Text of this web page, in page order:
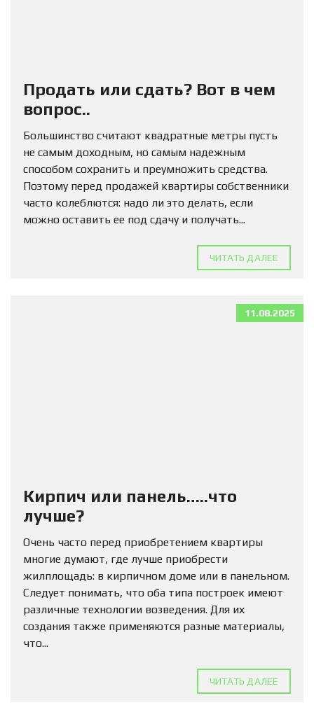
Продать или сдать? Вот в чем
вопрос..
Большинство считают квадратные метры пусть
не самым доходным, но самым надежным
способом сохранить и преумножить средства.
Поэтому перед продажей квартиры собственники
часто колеблются: надо ли это делать, если
можно оставить ее под сдачу и получать...
ЧИТАТЬ ДАЛЕЕ
11.08.2025
Кирпич или панель…..что
лучше?
Очень часто перед приобретением квартиры
многие думают, где лучше приобрести
жилплощадь: в кирпичном доме или в панельном.
Следует понимать, что оба типа построек имеют
различные технологии возведения. Для их
создания также применяются разные материалы,
что...
ЧИТАТЬ ДАЛЕЕ